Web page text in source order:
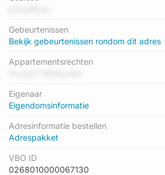
gemiddelde energielabel is er E. Het
heeft als status: 'verblijfsobject in
Gebeurtenissen
Bekijk gebeurtenissen rondom dit adres
Appartementsrechten
Eigenaar
Eigendomsinformatie
Adresinformatie bestellen
Adrespakket
VBO ID
0268010000067130